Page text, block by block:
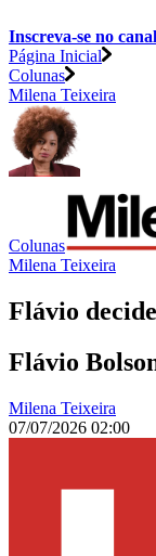
Inscreva-se no canal
Página Inicial
Colunas
Milena Teixeira
Colunas
Milena Teixeira
Flávio
Flávio
Milena Teixeira
07/07/2026 02:00